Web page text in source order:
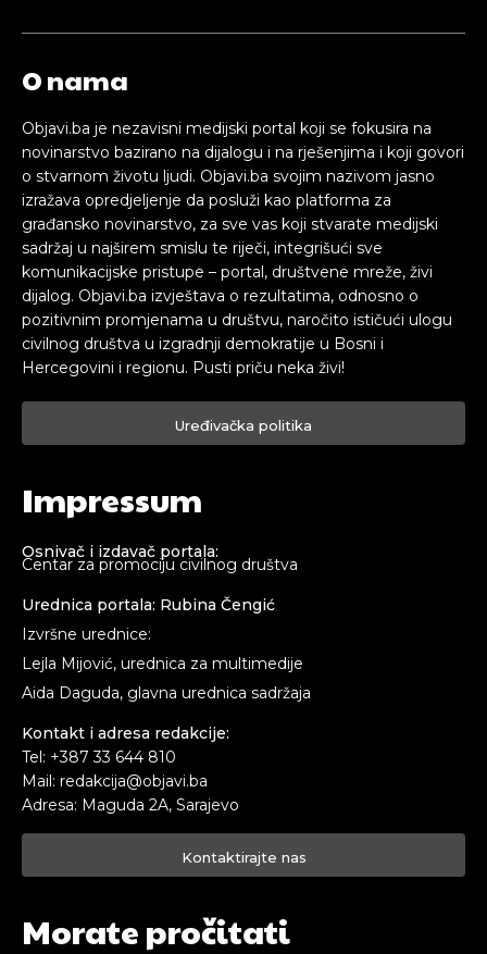
Pusti priču da živi!
odlučili da pustite Vašu priču da živi, Redakcija
Objavi.ba
[wpuf_form id=”7463”]
Pusti priču da živi!
odlučili da pustite Vašu priču da živi, Redakcija
Objavi.ba
[wpuf_form id=”7463”]
O nama
Objavi.ba je nezavisni medijski portal koji se fokusira na
novinarstvo bazirano na dijalogu i na rješenjima i koji govori
o stvarnom životu ljudi. Objavi.ba svojim nazivom jasno
izražava opredjeljenje da posluži kao platforma za
građansko novinarstvo, za sve vas koji stvarate medijski
sadržaj u najširem smislu te riječi, integrišući sve
komunikacijske pristupe – portal, društvene mreže, živi
dijalog. Objavi.ba izvještava o rezultatima, odnosno o
pozitivnim promjenama u društvu, naročito ističući ulogu
civilnog društva u izgradnji demokratije u Bosni i
Hercegovini i regionu. Pusti priču neka živi!
Uređivačka politika
Impressum
Osnivač i izdavač portala:
Centar za promociju civilnog društva
Urednica portala: Rubina Čengić
Izvršne urednice:
Lejla Mijović, urednica za multimedije
Aida Daguda, glavna urednica sadržaja
Kontakt i adresa redakcije:
Tel: +387 33 644 810
Mail: redakcija@objavi.ba
Adresa: Maguda 2A, Sarajevo
Kontaktirajte nas
Morate pročitati